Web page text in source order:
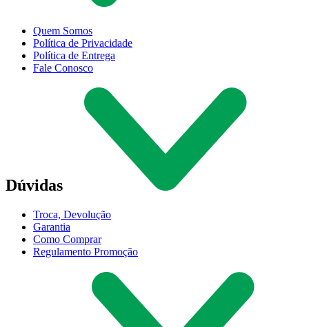
Quem Somos
Política de Privacidade
Política de Entrega
Fale Conosco
Dúvidas
Troca, Devolução
Garantia
Como Comprar
Regulamento Promoção